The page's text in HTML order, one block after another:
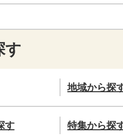
す
地域から探
す 特集から探